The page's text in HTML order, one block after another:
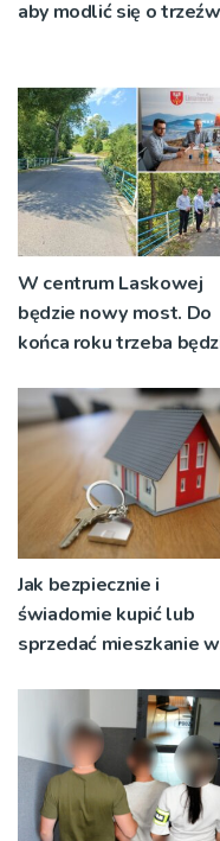
aby modlić się o
W centrum Laskowej
będzie nowy most. Do
końca roku trzeba
Jak bezpiecznie i
świadomie kupić lub
sprzedać mieszkanie w